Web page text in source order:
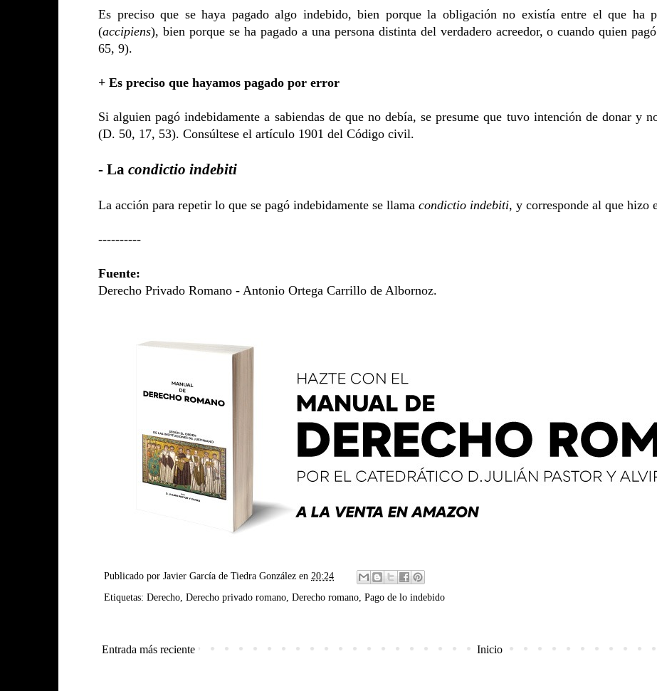
Es preciso que se haya pagado algo indebido, bien porque la obligación no existía entre el que ha
(accipiens), bien porque se ha pagado a una persona distinta del verdadero acreedor, o cuando quien
65, 9).
+ Es preciso que hayamos pagado por error
Si alguien pagó indebidamente a sabiendas de que no debía, se presume que tuvo intención de donar y
(D. 50, 17, 53). Consúltese el artículo 1901 del Código civil.
- La condictio indebiti
La acción para repetir lo que se pagó indebidamente se llama condictio indebiti, y corresponde al que hizo
----------
Fuente:
Derecho Privado Romano - Antonio Ortega Carrillo de Albornoz.
Publicado por Javier García de Tiedra González en 20:24
Etiquetas: Derecho Derecho privado romano Derecho romano Pago de lo indebido
Entrada más reciente Inicio